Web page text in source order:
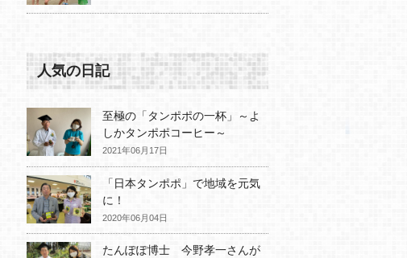
人気の日記
至極の「タンポポの一杯」～よ
しかタンポポコーヒー～
2021年06月17日
「日本タンポポ」で地域を元気
に！
2020年06月04日
たんぽぽ博士 今野孝一さんが